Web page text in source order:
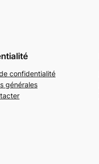
confidentialité
générales